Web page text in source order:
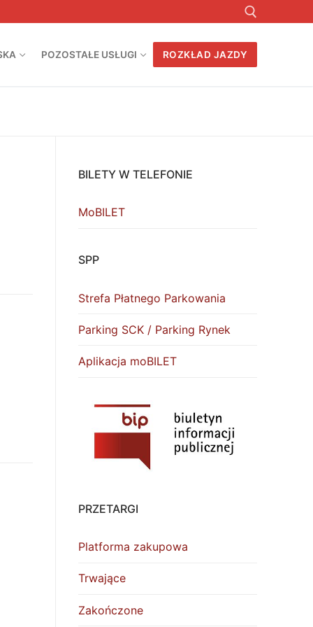
POZOSTAŁE USŁUGI ROZKŁAD JAZDY
BILETY W TELEFONIE
MoBILET
SPP
Strefa Płatnego Parkowania
Parking SCK / Parking Rynek
Aplikacja moBILET
PRZETARGI
Platforma zakupowa
Trwające
Zakończone